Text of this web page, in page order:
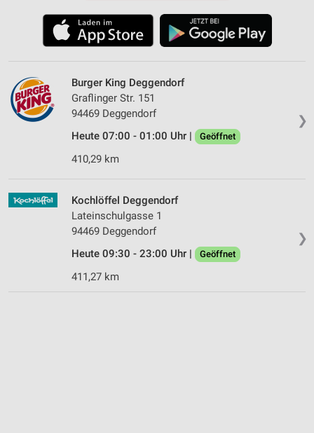
❯
Burger King Deggendorf
Graflinger Str. 151
94469 Deggendorf
Heute 07:00 - 01:00 Uhr |
Geöffnet
410,29 km
❯
Kochlöffel Deggendorf
Lateinschulgasse 1
94469 Deggendorf
Heute 09:30 - 23:00 Uhr |
Geöffnet
411,27 km